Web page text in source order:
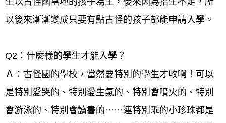
以後來漸漸變成只要有點古怪的孩子都能申請入學。
Q2：什麼樣的學生才能入學？
Ａ：古怪國的學校，當然要特別的學生才收啊！可以
是特別愛哭的、特別愛生氣的、特別會噴火的、特別
會游泳的、特別會讀書的⋯⋯連特別乖的小珍珠都是